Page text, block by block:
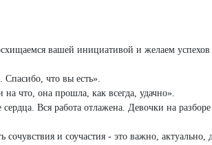
вашей инициативой и желаем успехов
Спасибо, что вы есть».
что, она прошла, как всегда, удачно».
Вся работа отлажена. Девочки на
и соучастия - это важно, актуально,